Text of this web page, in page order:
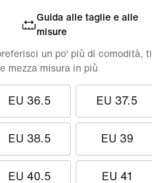
Guida alle taglie e alle
misure
EU 36.5 EU 37.5
EU 38.5 EU 39
EU 40.5 EU 41
un po' più di comodità, ti
mezza misura in più